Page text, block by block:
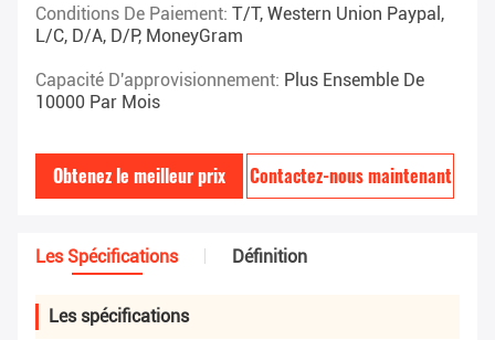
Conditions De Paiement: T/T, Western Union Paypal,
L/C, D/A, D/P, MoneyGram
Capacité D'approvisionnement: Plus Ensemble De
10000 Par Mois
Obtenez le meilleur prix Contactez-nous maintenant
Les Spécifications Définition
Les spécifications